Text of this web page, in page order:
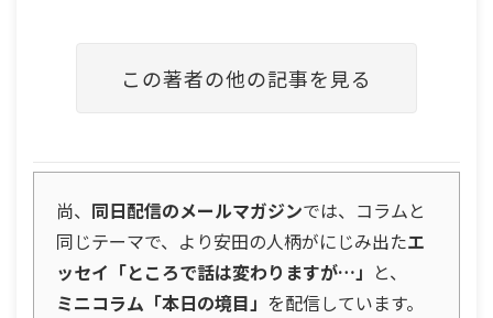
この著者の他の記事を見る
尚、 同日配信のメールマガジンでは、コラムと
同じテーマで、より安田の人柄がにじみ出たエ
ッセイ「ところで話は変わりますが…」 と、
ミニコラム「本日の境目」 を配信しています。